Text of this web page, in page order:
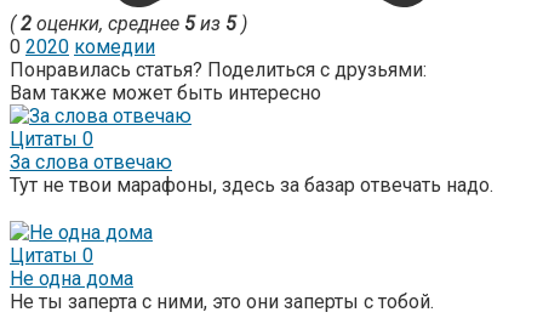
(2 оценки, среднее 5из 5)
0 2020 комедии
Понравилась статья? Поделиться с друзьями:
Вам также может быть интересно
Цитаты 0
За слова отвечаю
Тут не твои марафоны, здесь за базар отвечать надо.
Цитаты 0
Не одна дома
Не ты заперта с ними, это они заперты с тобой.